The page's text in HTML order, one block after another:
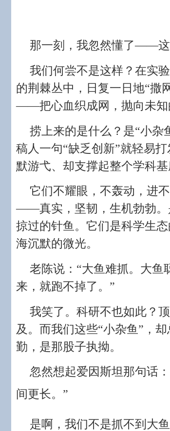
那一刻，我忽然懂了——这
我们何尝不是这样？在实
的荆棘丛中，日复一日地“撒
——把心血织成网，抛向未知
捞上来的是什么？是“小杂
稿人一句“缺乏创新”就轻易
默游弋、却支撑起整个学科基
它们不耀眼，不轰动，进
——真实，坚韧，生机勃勃。
掠过的针鱼。它们是科学生
海沉默的微光。
老陈说：“大鱼难抓。大鱼
来，就跑不掉了。”
我笑了。科研不也如此？
及。而我们这些“小杂鱼”，
勤，是那股子执拗。
忽然想起爱因斯坦那句话
间更长。”
是啊，我们不是抓不到大